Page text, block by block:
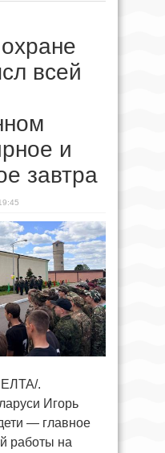
всей
и
завтра
.
Игорь
— главное
работы на